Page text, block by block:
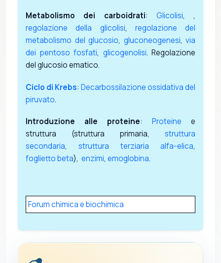
Metabolismo dei carboidrati: Glicolisi, ,
regolazione della glicolisi, regolazione del
metabolismo del glucosio, gluconeogenesi, via
dei pentoso fosfati, glicogenolisi. Regolazione
del glucosio ematico.
Ciclo di Krebs: Decarbossilazione ossidativa del
piruvato.
Introduzione alle proteine: Proteine e
struttura (struttura primaria, struttura
secondaria, struttura terziaria alfa-elica,
foglietto beta), enzimi, emoglobina.
Forum chimica e biochimica